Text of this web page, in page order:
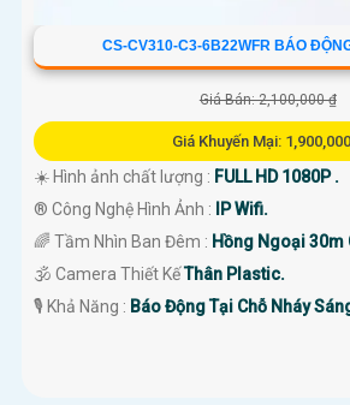
CS-CV310-C3-6B22WFR BÁO
Giá Bán: 2,100,000 ₫
Giá Khuyến Mại:
☀️ Hình ảnh chất lượng : FULL HD 1080P .
®️ Công Nghệ Hình Ảnh :
IP Wifi.
🌈 Tầm Nhìn Ban Đêm : Hồng Ngoại 30m
🕉️ Camera Thiết KếThân Plastic.
️🎙 Khả Năng : Báo Động Tại Chỗ Nháy